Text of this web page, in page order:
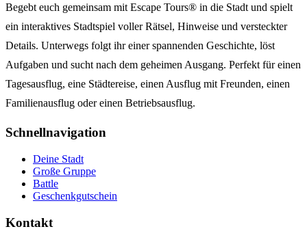
Begebt euch gemeinsam mit Escape Tours® in die Stadt und spielt
ein interaktives Stadtspiel voller Rätsel, Hinweise und versteckter
Details. Unterwegs folgt ihr einer spannenden Geschichte, löst
Aufgaben und sucht nach dem geheimen Ausgang. Perfekt für einen
Tagesausflug, eine Städtereise, einen Ausflug mit Freunden, einen
Familienausflug oder einen Betriebsausflug.
Schnellnavigation
Deine Stadt
Große Gruppe
Battle
Geschenkgutschein
Kontakt